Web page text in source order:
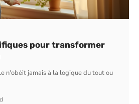
pour transformer
n'obéit jamais à la logique du tout ou